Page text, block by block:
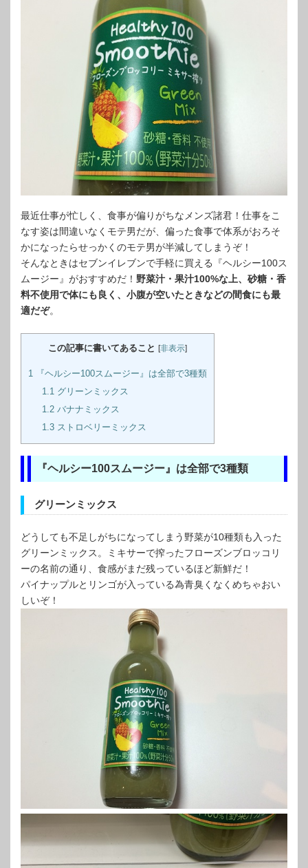
最近仕事が忙しく、食事が偏りがちなメンズ諸君！仕事をこ
なす姿は間違いなくモテ男だが、偏った食事で体系がおろそ
かになったらせっかくのモテ男が半減してしまうぞ！
そんなときはセブンイレブンで手軽に買える『ヘルシー100ス
ムージー』がおすすめだ！ 野菜汁・果汁100%な上、砂糖・香
料不使用で体にも良く、小腹が空いたときなどの間食にも最
適だぞ。
この記事に書いてあること [非表示]
1 『ヘルシー100スムージー』は全部で3種類
1.1グリーンミックス
1.2バナナミックス
1.3ストロベリーミックス
『ヘルシー100スムージー』は全部で3種類
グリーンミックス
どうしても不足しがちになってしまう野菜が10種類も入った
グリーンミックス。ミキサーで搾ったフローズンブロッコリ
ーの名前の通り、食感がまだ残っているほど新鮮だ！
パイナップルとリンゴが入っている為青臭くなくめちゃおい
しいぞ！